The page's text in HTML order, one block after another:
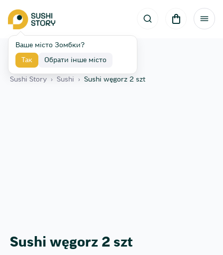
Ваше місто Зомбки?
Так Обрати інше місто
Назад
Sushi Story › Sushi › Sushi węgorz 2 szt
Sushi węgorz 2 szt